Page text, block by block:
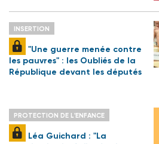
INSERTION
"Une guerre menée contre
les pauvres" : les Oubliés de la
République devant les députés
PROTECTION DE L'ENFANCE
Léa Guichard : "La